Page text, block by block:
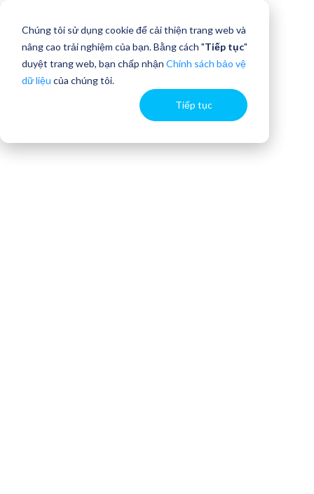
Chúng tôi sử dụng cookie để cải thiện trang web và
nâng cao trải nghiệm của bạn. Bằng cách "Tiếp tục"
duyệt trang web, bạn chấp nhận Chính sách bảo vệ
dữ liệu của chúng tôi.
Tiếp tục